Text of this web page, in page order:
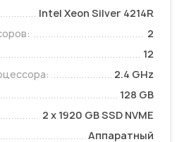
Intel Xeon Silver 4214R
2
12
2.4 GHz
128 GB
2 x 1920 GB SSD NVME
Аппаратный